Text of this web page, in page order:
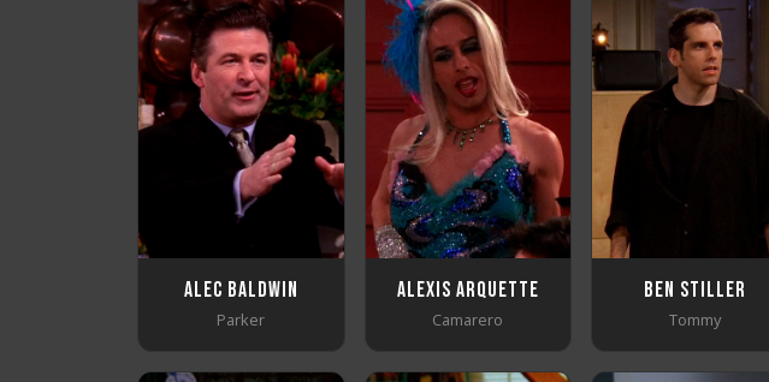
Alec Baldwin
Parker
Alexis Arquette
Camarero
Ben Stiller
Tommy